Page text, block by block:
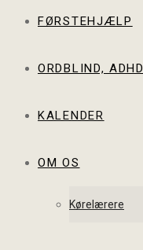
FØRSTEHJÆLP
ORDBLIND, ADHD
KALENDER
OM OS
Kørelærere